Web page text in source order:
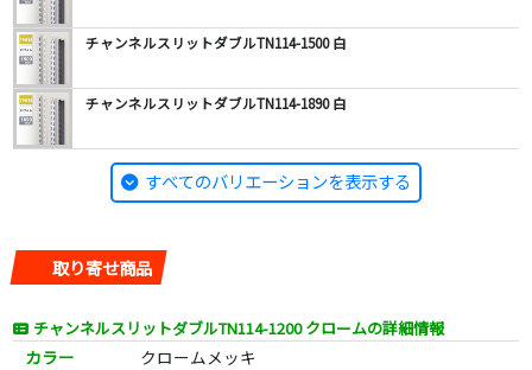
チャンネルスリットダブルTN114-1500 白
チャンネルスリットダブルTN114-1890 白
すべてのバリエーションを表示する
取り寄せ商品
チャンネルスリットダブルTN114-1200 クロームの詳細情報
カラー
クロームメッキ